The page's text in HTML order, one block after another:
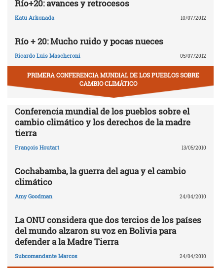
Río+20: avances y retrocesos
Katu Arkonada 10/07/2012
Río + 20: Mucho ruido y pocas nueces
Ricardo Luis Mascheroni 05/07/2012
PRIMERA CONFERENCIA MUNDIAL DE LOS PUEBLOS SOBRE
CAMBIO CLIMÁTICO
Conferencia mundial de los pueblos sobre el
cambio climático y los derechos de la madre
tierra
François Houtart 13/05/2010
Cochabamba, la guerra del agua y el cambio
climático
Amy Goodman 24/04/2010
La ONU considera que dos tercios de los países
del mundo alzaron su voz en Bolivia para
defender a la Madre Tierra
Subcomandante Marcos 24/04/2010